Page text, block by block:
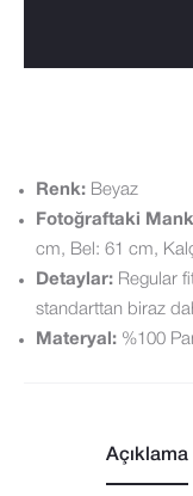
Renk: Beyaz
Fotoğraftaki
cm, Bel: 61 cm,
Detaylar: Regular
standarttan biraz
Materyal: %100
Açıklama